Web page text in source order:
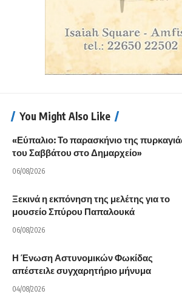
You Might Also Like
«Εύπαλιο: Το παρασκήνιο της
του Σαββάτου στο Δημαρχείο»
06/08/2026
Ξεκινά η εκπόνηση της μελέτης για το
μουσείο Σπύρου Παπαλουκά
06/08/2026
Η Ένωση Αστυνομικών Φωκίδας
απέστειλε συγχαρητήριο μήνυμα
04/08/2026